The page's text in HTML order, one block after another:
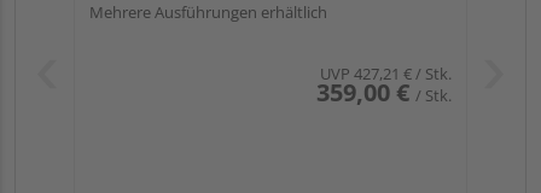
Mehrere Ausführungen erhältlich
UVP 427,21 €/ Stk.
359,00 € / Stk.